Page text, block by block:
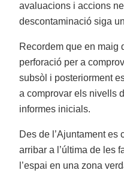
avaluacions i accions
descontaminació siga
Recordem que en maig
perforació per a
subsòl i posteriorment
a comprovar els nivells
informes inicials.
Des de l’Ajuntament es
arribar a l’última de les
l’espai en una zona